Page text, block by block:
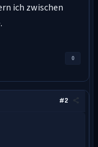
ich zwischen
0
#2